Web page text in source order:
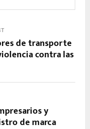
de transporte
contra las
y
de marca